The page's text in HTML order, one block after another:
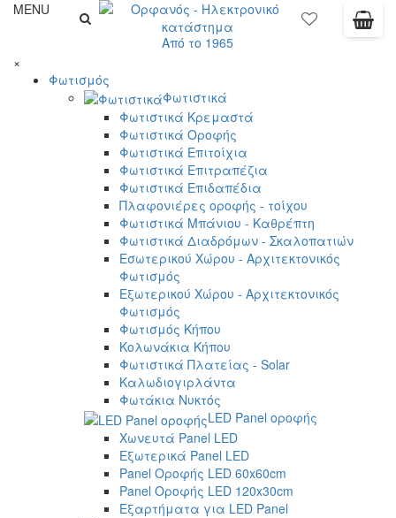
MENU
Από το 1965
×
Φωτισμός
Φωτιστικά
Φωτιστικά Κρεμαστά
Φωτιστικά Οροφής
Φωτιστικά Επιτοίχια
Φωτιστικά Επιτραπέζια
Φωτιστικά Επιδαπέδια
Πλαφονιέρες οροφής - τοίχου
Φωτιστικά Μπάνιου - Καθρέπτη
Φωτιστικά Διαδρόμων - Σκαλοπατιών
Εσωτερικού Χώρου - Αρχιτεκτονικός
Φωτισμός
Εξωτερικού Χώρου - Αρχιτεκτονικός
Φωτισμός
Φωτισμός Κήπου
Κολωνάκια Κήπου
Φωτιστικά Πλατείας - Solar
Καλωδιογιρλάντα
Φωτάκια Νυκτός
LED Panel οροφής
Χωνευτά Panel LED
Εξωτερικά Panel LED
Panel Οροφής LED 60x60cm
Panel Οροφής LED 120x30cm
Εξαρτήματα για LED Panel